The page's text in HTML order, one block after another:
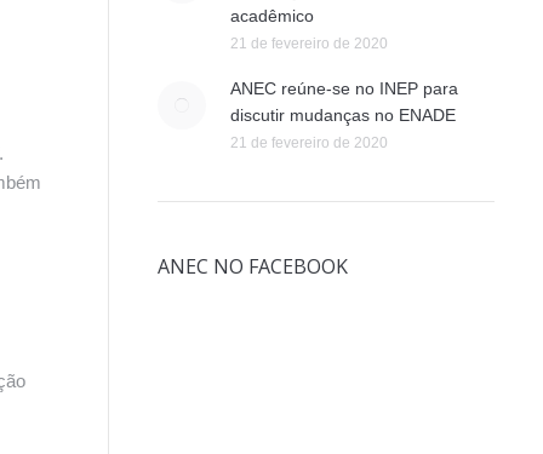
acadêmico
21 de fevereiro de 2020
ANEC reúne-se no INEP para
discutir mudanças no ENADE
21 de fevereiro de 2020
ANEC NO FACEBOOK